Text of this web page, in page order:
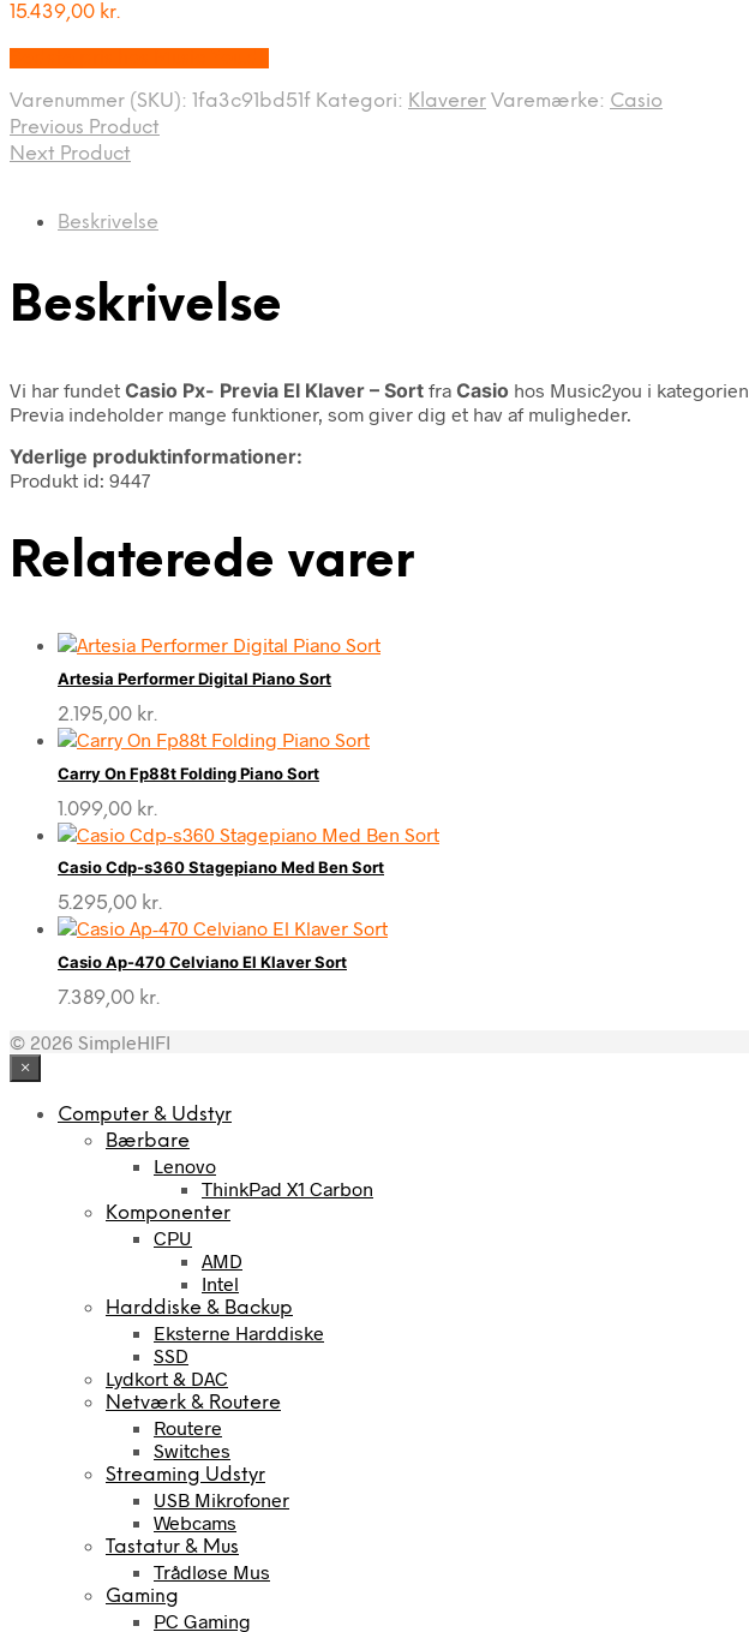
15.439,00 kr.
Varenummer (SKU): 1fa3c91bd51f Kategori: Klaverer Varemærke: Casio
Previous Product
Next Product
Beskrivelse
Beskrivelse
Vi har fundet Casio Px- Previa El Klaver – Sort fra Casio hos Music2you i kategorien
Previa indeholder mange funktioner, som giver dig et hav af muligheder.
Yderlige produktinformationer:
Produkt id: 9447
Relaterede varer
Artesia Performer Digital Piano Sort
2.195,00 kr.
Carry On Fp88t Folding Piano Sort
1.099,00 kr.
Casio Cdp-s360 Stagepiano Med Ben Sort
5.295,00 kr.
Casio Ap-470 Celviano El Klaver Sort
7.389,00 kr.
© 2026 SimpleHIFI
×
Computer & Udstyr
Bærbare
Lenovo
ThinkPad X1 Carbon
Komponenter
CPU
AMD
Intel
Harddiske & Backup
Eksterne Harddiske
SSD
Lydkort & DAC
Netværk & Routere
Routere
Switches
Streaming Udstyr
USB Mikrofoner
Webcams
Tastatur & Mus
Trådløse Mus
Gaming
PC Gaming